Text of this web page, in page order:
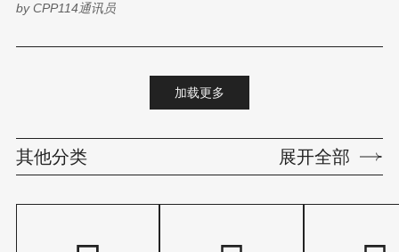
现场“总指挥”、院长丁亮进行了独家专访，听他详细解读版专“非遗
丁亮的回答是：“破圈、信心、融合。” 破圈——上海版专的“非遗
+印刷”作品首次大规模亮相文博会。此前，出版印刷类非遗多停留
品、藏书票，让观众直观感受到印刷不仅仅是工业技术，更是具有
审美价值的文化载体。 信心——展位的高人气和同行的积极反馈都
验证了团队坚持的“三印”方向。“三印”指的是印刷、印染、印刻。丁
byCPP114通讯员
加载更多
其他分类 展开全部